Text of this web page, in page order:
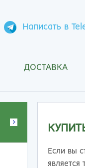
Написать в
ДОСТАВКА
Если вы